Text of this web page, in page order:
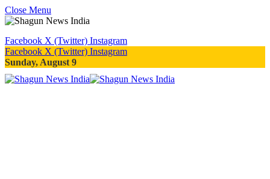
Close Menu
Facebook X (Twitter) Instagram
Facebook X (Twitter) Instagram
Sunday, August 9